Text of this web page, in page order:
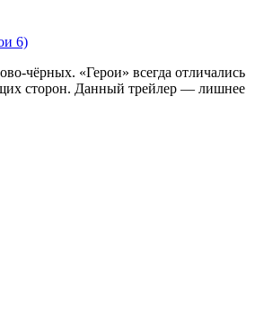
6)
чёрных. «Герои» всегда отличались
сторон. Данный трейлер — лишнее